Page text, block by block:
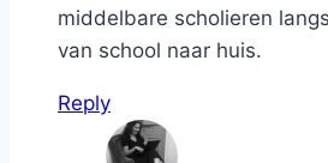
middelbare scholieren
van school naar huis.
Reply